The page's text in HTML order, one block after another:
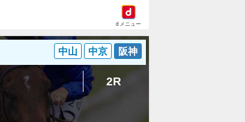
dメニュー
中山 中京 阪神
2R